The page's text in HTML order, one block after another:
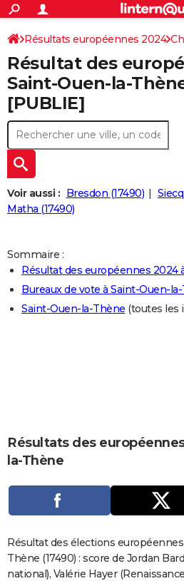
ACTUALITÉS
Politique
Société
Faits Divers
Education
Monde
Villes
+
SPORT
Coupe du monde 2026
Football
Tennis
Cyclisme
Rugby
Forum
CULTURE
Programme TV
TNT
Streaming
Cinéma
Sorties cinéma
Musique
+FINANCE
Retraite
Impôts
Epargne
Immobilier
Risques naturels par ville
Banque
Assurance
CréditAUTO
Essais
Réserver un essai
Citadines
Berlines
SUV
Forum auto
+HIGH-TECH
Mobiles
Meilleur smartphone
Internet
Ordinateurs
Jeux vidéo
Guide high-tech
+
BRICOLAGE
Forum
Aménagement intérieur
Extérieur
Cuisine
Salle de bains
Jardinage
Rangement
+
LIFESTYLE
Art de vivre
Bien-être
Loisirs
Mode
Modes de vie
SANTE
Alimentation
Guide de la santé
Maladies
Médicaments
Sommeil
VOYAGE
Carte de Noël
Carte Bonne année
Carte Saint-Valentin
Carte Pâques
Carte d'anniversaire
COPAINS D'AVANT
AVIS DE DÉCÈS
FORUM
S'inscrire
Connexion
Résultats européennes 2024
Résultat des
Saint-Ouen-la-
[PUBLIE]
Voir aussi : Bresdon (17490)
Matha (17490)
Sommaire :
Résultat des européennes 2024
Bureaux de vote à Saint-Ouen-
Saint-Ouen-la-Thène (toutes les
Résultats des
la-Thène
Résultat des élections
Thène (17490) : score de Jordan
national), Valérie Hayer